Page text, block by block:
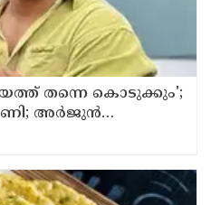
തന്നെ കൊടുക്കും';
അർജുൻ